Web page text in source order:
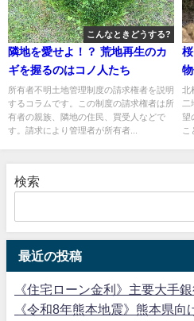
こんなときどうする?
隣地を愛せよ！？ 荒地再生のカ
ギを握るのはコノ人たち
所有者不明土地管理制度の請求権者を説明
するコラムです。この制度の請求権者は所
有者の親族、隣地の住民、買受人などで
す。請求により管理者が所有者...
北
二
望
こ
検索
最近の投稿
《住宅ローン金利》主要大手
《令和8年熊本地震》熊本県